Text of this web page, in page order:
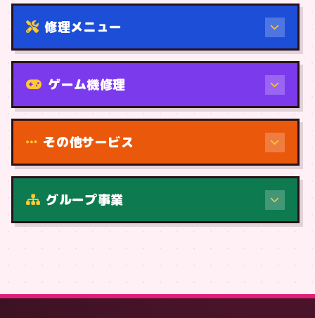
修理メニュー
機種から
症状・内容から
ゲーム機修理
その他サービス
グループ事業